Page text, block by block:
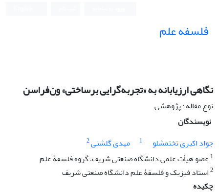
فلسفه علم
نگاهی ارزیابانه به «تجربه‌گرایی برساختی» ون‌فراسن
نوع مقاله : پژوهشی
نویسندگان
جواد اکبری تختمشلو
1 مهدی گلشنی2
1 عضو هیأت علمی دانشگاه صنعتی شریف، گروه فلسفۀ علم
2استاد فیزیک و فلسفۀ علم دانشگاه صنعتی شریف
چکیده